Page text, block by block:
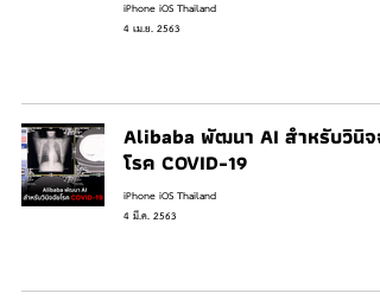
iPhone iOS Thailand
4 เม.ย. 2563
Alibaba พัฒนา AI สำหรับวินิจฉั
โรค COVID-19
iPhone iOS Thailand
4 มี.ค. 2563